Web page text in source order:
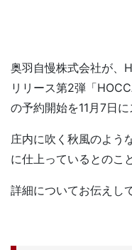
奥羽自慢株式会社が、
リリース第2弾「
の予約開始を11月7日に
庄内に吹く秋風のよう
に仕上っているとのこ
詳細についてお伝えし